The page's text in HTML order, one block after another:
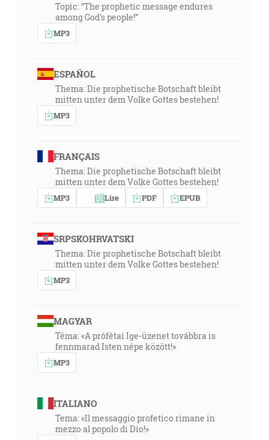
Topic: “The prophetic message endures
among God's people!”
MP3
ESPAÑOL
Thema: Die prophetische Botschaft bleibt
mitten unter dem Volke Gottes bestehen!
MP3
FRANÇAIS
Thema: Die prophetische Botschaft bleibt
mitten unter dem Volke Gottes bestehen!
MP3 Lire PDF EPUB
SRPSKOHRVATSKI
Thema: Die prophetische Botschaft bleibt
mitten unter dem Volke Gottes bestehen!
MP3
MAGYAR
Téma: «A prófétai Ige-üzenet továbbra is
fennmarad Isten népe között!»
MP3
ITALIANO
Tema: «Il messaggio profetico rimane in
mezzo al popolo di Dio!»